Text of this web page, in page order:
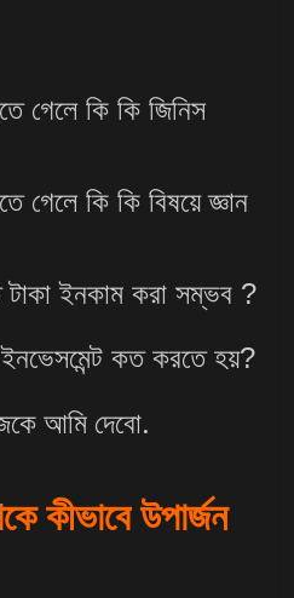
গেলে কি কি জিনিস
গেলে কি কি বিষয়ে জ্ঞান
টাকা ইনকাম করা সম্ভব ?
ইনভেসমেন্ট কত করতে হয়?
আমি দেবো.
কীভাবে উপার্জন